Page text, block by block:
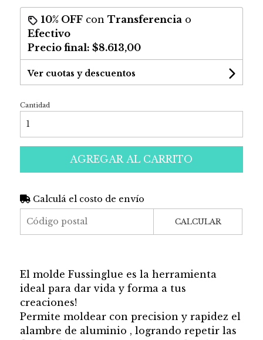
10% OFFcon Transferencia o
Efectivo
Precio final: $8.613,00
Ver cuotas y descuentos
Cantidad
AGREGAR AL CARRITO
Calculá el costo de envío
CALCULAR
El molde Fussinglue es la herramienta
ideal para dar vida y forma a tus
creaciones!
Permite moldear con precision y rapidez el
alambre de aluminio , logrando repetir las